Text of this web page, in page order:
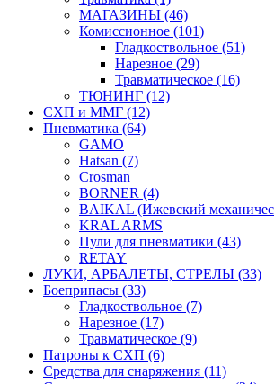
МАГАЗИНЫ (46)
Комиссионное (101)
Гладкоствольное (51)
Нарезное (29)
Травматическое (16)
ТЮНИНГ (12)
СХП и ММГ (12)
Пневматика (64)
GAMO
Hatsan (7)
Crosman
BORNER (4)
BAIKAL (Ижевский
KRAL ARMS
Пули для пневматики (43)
RETAY
ЛУКИ, АРБАЛЕТЫ, СТРЕЛЫ (33)
Боеприпасы (33)
Гладкоствольное (7)
Нарезное (17)
Травматическое (9)
Патроны к СХП (6)
Средства для снаряжения (11)